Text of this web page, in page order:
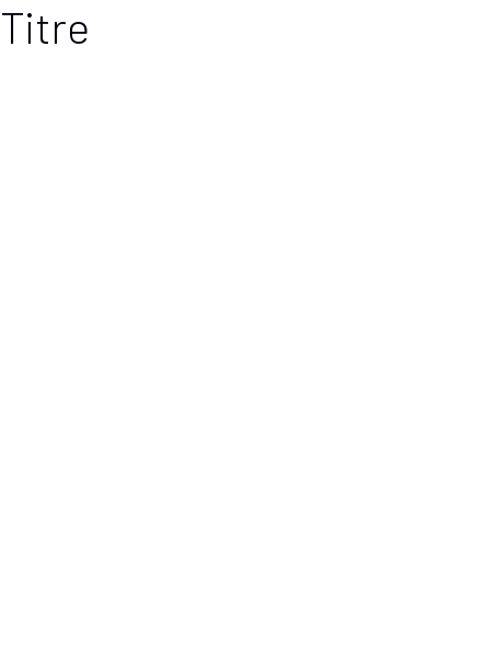
Titre